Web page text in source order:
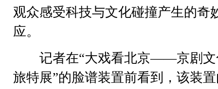
观众感受科技与文化碰撞产生的奇
应。
记者在“大戏看北京——京剧文
旅特展”的脸谱装置前看到，该装